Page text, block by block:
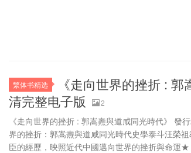
繁体书精选
《走向世界的挫折 :
清完整电子版
2
《走向世界的挫折 : 郭嵩燾與道咸同光時代》 發
界的挫折：郭嵩燾與道咸同光時代史學泰斗汪榮
臣的經歷，映照近代中國邁向世界的挫折與命運